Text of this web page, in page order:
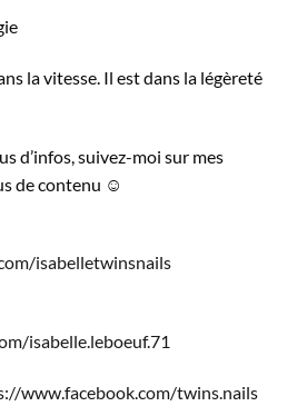
la vitesse. Il est dans la légèreté
d’infos, suivez-moi sur mes
de contenu ☺️
isabelletwinsnails
isabelle.leboeuf.71
www.facebook.com/twins.nails